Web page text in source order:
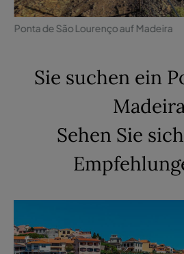
Ponta de São Lourenço auf Madeira
Sie suchen ein
Sehen Sie